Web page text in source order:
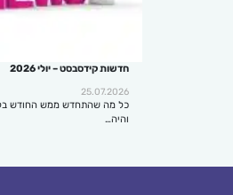
חדשות קידסבסט – יולי 2026
25.07.2026
כל מה שהתחדש ממש החודש
והיה…